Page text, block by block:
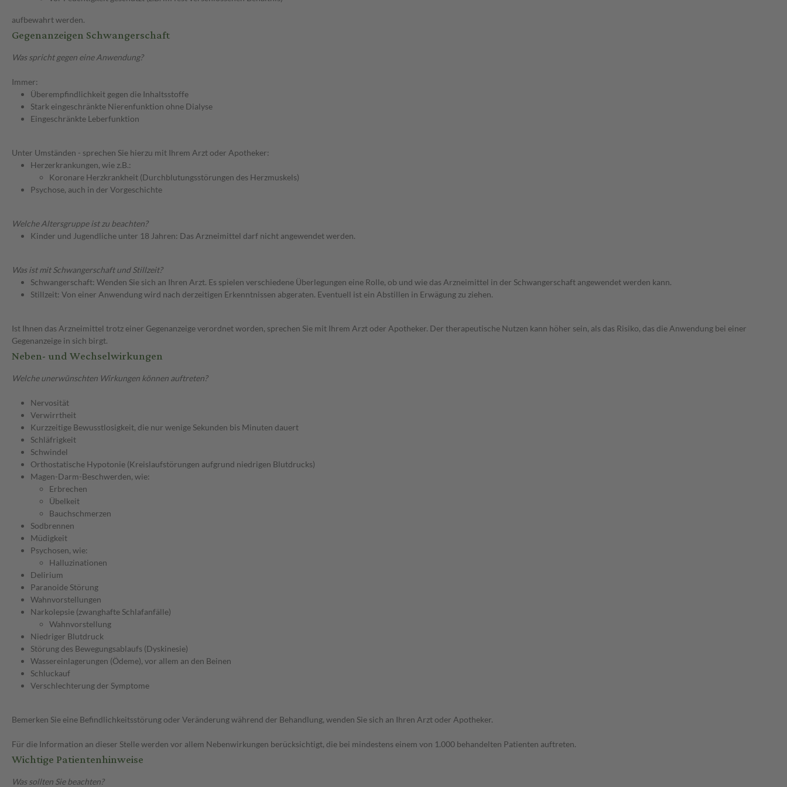
aufbewahrt werden.
Gegenanzeigen Schwangerschaft
Was spricht gegen eine Anwendung?
Immer:
Überempfindlichkeit gegen die Inhaltsstoffe
Stark eingeschränkte Nierenfunktion ohne Dialyse
Eingeschränkte Leberfunktion
Unter Umständen - sprechen Sie hierzu mit Ihrem Arzt oder Apotheker:
Herzerkrankungen, wie z.B.:
Koronare Herzkrankheit (Durchblutungsstörungen des Herzmuskels)
Psychose, auch in der Vorgeschichte
Welche Altersgruppe ist zu beachten?
Kinder und Jugendliche unter 18 Jahren: Das Arzneimittel darf nicht angewendet werden.
Was ist mit Schwangerschaft und Stillzeit?
Schwangerschaft: Wenden Sie sich an Ihren Arzt. Es spielen verschiedene Überlegungen eine Rolle, ob und wie das Arzneimittel in der Schwangerschaft angewendet werden kann.
Stillzeit: Von einer Anwendung wird nach derzeitigen Erkenntnissen abgeraten. Eventuell ist ein Abstillen in Erwägung zu ziehen.
Ist Ihnen das Arzneimittel trotz einer Gegenanzeige verordnet worden, sprechen Sie mit Ihrem Arzt oder Apotheker. Der therapeutische Nutzen kann höher sein, als das Risiko, das die Anwendung bei einer
Gegenanzeige in sich birgt.
Neben- und Wechselwirkungen
Welche unerwünschten Wirkungen können auftreten?
Nervosität
Verwirrtheit
Kurzzeitige Bewusstlosigkeit, die nur wenige Sekunden bis Minuten dauert
Schläfrigkeit
Schwindel
Orthostatische Hypotonie (Kreislaufstörungen aufgrund niedrigen Blutdrucks)
Magen-Darm-Beschwerden, wie:
Erbrechen
Übelkeit
Bauchschmerzen
Sodbrennen
Müdigkeit
Psychosen, wie:
Halluzinationen
Delirium
Paranoide Störung
Wahnvorstellungen
Narkolepsie (zwanghafte Schlafanfälle)
Wahnvorstellung
Niedriger Blutdruck
Störung des Bewegungsablaufs (Dyskinesie)
Wassereinlagerungen (Ödeme), vor allem an den Beinen
Schluckauf
Verschlechterung der Symptome
Bemerken Sie eine Befindlichkeitsstörung oder Veränderung während der Behandlung, wenden Sie sich an Ihren Arzt oder Apotheker.
Für die Information an dieser Stelle werden vor allem Nebenwirkungen berücksichtigt, die bei mindestens einem von 1.000 behandelten Patienten auftreten.
Wichtige Patientenhinweise
Was sollten Sie beachten?